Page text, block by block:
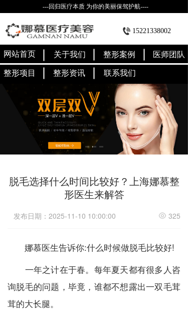
---回归医疗本质 为你的美丽保驾护航----
15221338002
网站首页 关于我们 医师团队
整形案例
整形项目 整形资讯 联系我们
脱毛选择什么时间比较好？上海娜慕整
形医生来解答
发布日期：2025-11-10 10:00:00 325
娜慕医生告诉你:什么时候做脱毛比较好!
一年之计在于春。每年夏天都有很多人咨
询脱毛的问题，毕竟，谁都不想露出一双毛茸
茸的大长腿。